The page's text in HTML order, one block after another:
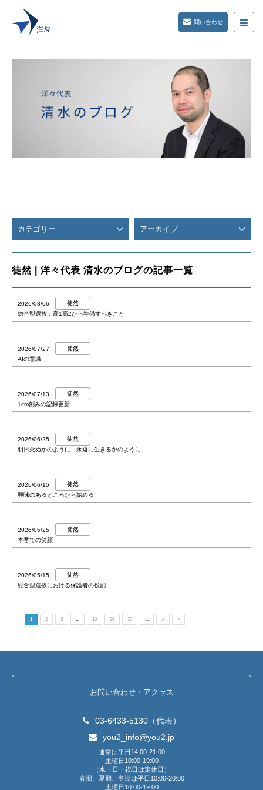
問い合わせ
カテゴリー アーカイブ
徒然 | 洋々代表 清水のブログの記事一覧
2026/08/06
徒然
総合型選抜：高1高2から準備すべきこと
2026/07/27
徒然
AIの意識
2026/07/13
徒然
1cm刻みの記録更新
2026/06/25
徒然
明日死ぬかのように、永遠に生きるかのように
2026/06/15
徒然
興味のあるところから始める
2026/05/25
徒然
本番での笑顔
2026/05/15
徒然
総合型選抜における保護者の役割
1 2 3 ... 10 20 30 ... > »
お問い合わせ・アクセス
03-6433-5130（代表）
you2_info@you2.jp
通常は平日14:00-21:00
土曜日10:00-19:00
（水・日・祝日は定休日）
春期、夏期、冬期は平日10:00-20:00
土曜日10:00-19:00